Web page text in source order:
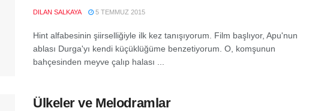
DILAN SALKAYA 5 TEMMUZ 2015
Hint alfabesinin şiirselliğiyle ilk kez tanışıyorum. Film başlıyor, Apu'nun
ablası Durga'yı kendi küçüklüğüme benzetiyorum. O, komşunun
bahçesinden meyve çalıp halası ...
Ülkeler ve Melodramlar